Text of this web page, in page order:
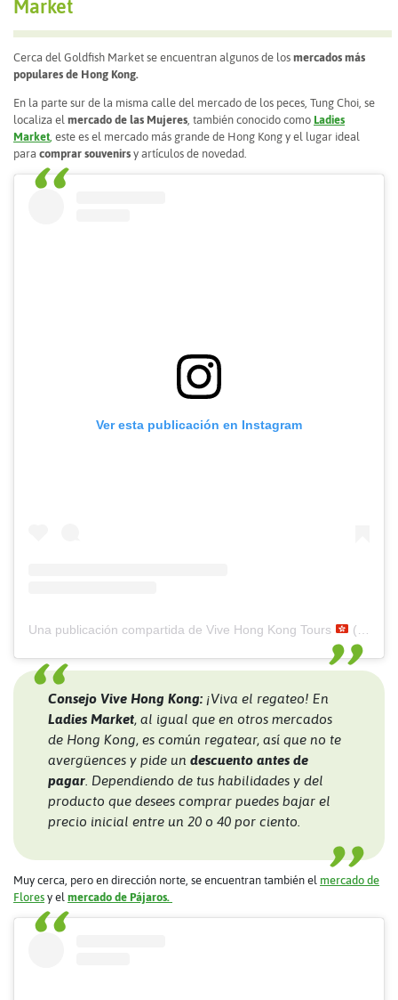
Market
Cerca del Goldfish Market se encuentran algunos de los mercados más
populares de Hong Kong.
En la parte sur de la misma calle del mercado de los peces, Tung Choi, se
localiza el mercado de las Mujeres , también conocido como Ladies
Market este es el mercado más grande de Hong Kong y el lugar ideal
para comprar souvenirs y artículos de novedad.
Ver esta publicación en Instagram
Una publicación compartida de Vive Hong Kong Tours (@vivehongkong)
Consejo Vive Hong Kong: ¡Viva el regateo! En
Ladies Market , al igual que en otros mercados
de Hong Kong, es común regatear, así que no te
avergüences y pide un descuento antes de
pagar . Dependiendo de tus habilidades y del
producto que desees comprar puedes bajar el
precio inicial entre un 20 o 40 por ciento.
Muy cerca, pero en dirección norte, se encuentran también el mercado de
Flores y el mercado de Pájaros.